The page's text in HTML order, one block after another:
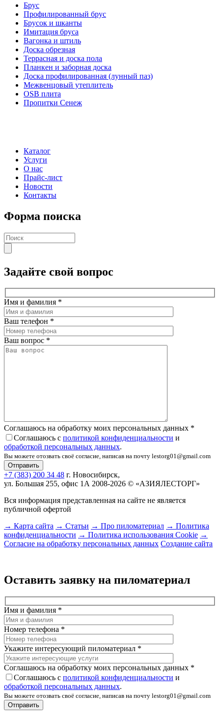
Брус
Профилированный брус
Брусок и шканты
Имитация бруса
Вагонка и штиль
Доска обрезная
Террасная и доска пола
Планкен и заборная доска
Доска профилированная (лунный паз)
Межвенцовый утеплитель
OSB плита
Пропитки Сенеж
Каталог
Услуги
О нас
Прайс-лист
Новости
Контакты
Форма поиска
Задайте свой вопрос
Имя и фамилия *
Ваш телефон *
Ваш вопрос *
Соглашаюсь на обработку моих персональных данных *
Соглашаюсь с политикой конфиденциальности и
обработкой персональных данных.
Вы можете отозвать своё согласие, написав на почту lestorg01@gmail.com
+7 (383) 200 34 48 г. Новосибирск,
ул. Большая 255, офис 1А 2008-2026 © «АЗИЯЛЕСТОРГ»
Вся информация представленная на сайте не является
публичной офертой
→ Карта сайта → Статьи → Про пиломатериал → Политика
конфиденциальности → Политика использования Cookie →
Согласие на обработку персональных данных Создание сайта
Оставить заявку на пиломатериал
Имя и фамилия *
Номер телефона *
Укажите интересующий пиломатериал *
Соглашаюсь на обработку моих персональных данных *
Соглашаюсь с политикой конфиденциальности и
обработкой персональных данных.
Вы можете отозвать своё согласие, написав на почту lestorg01@gmail.com